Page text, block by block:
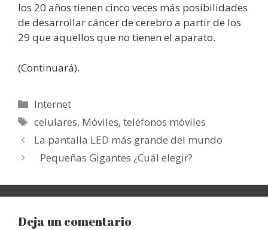
los 20 años tienen cinco veces más posibilidades
de desarrollar cáncer de cerebro a partir de los
29 que aquellos que no tienen el aparato.
(Continuará).
Categorías
Internet
Etiquetas
celulares, Móviles,teléfonos móviles
La pantalla LED más grande del mundo
Pequeñas Gigantes ¿Cuál elegir?
Deja un comentario